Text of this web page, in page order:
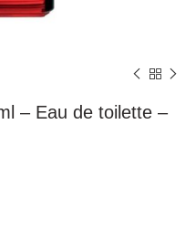
– Eau de toilette –